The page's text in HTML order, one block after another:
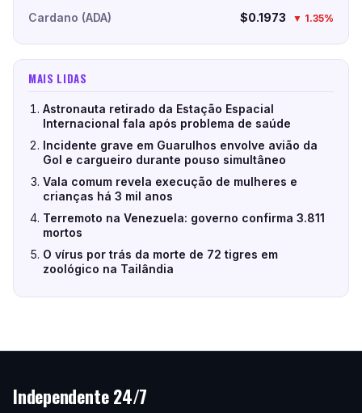
Cardano (ADA) $0.1973 ▼ 1.35%
MAIS LIDAS
Astronauta retirado da Estação Espacial
Internacional fala após problema de saúde
Incidente grave em Guarulhos envolve avião da
Gol e cargueiro durante pouso simultâneo
Vala comum revela execução de mulheres e
crianças há 3 mil anos
Terremoto na Venezuela: governo confirma 3.811
mortos
O vírus por trás da morte de 72 tigres em
zoológico na Tailândia
Independente 24/7